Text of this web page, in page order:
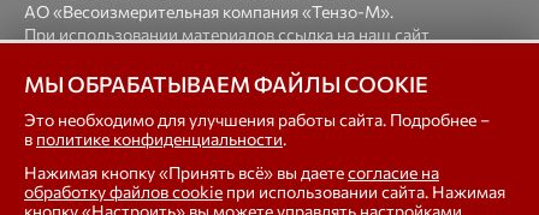
АО «Весоизмерительная компания «Тензо-М».
При использовании материалов ссылка на наш сайт
© 1998-2026 Весоизмерительная компания «Тензо-М» —
платформенные, крановые, вагонные, бункерные,
автомобильные весы, весовые дозаторы для фасовки,
тензодатчики
МЫ ОБРАБАТЫВАЕМ ФАЙЛЫ COOKIE
Это необходимо для улучшения работы сайта. Подробнее –
в политике конфиденциальности.
Нажимая кнопку «Принять всё» вы даетесогласие на
обработку файлов cookie при использовании сайта. Нажимая
кнопку «Настроить» вы можете управлять настройками